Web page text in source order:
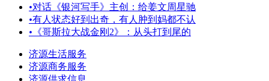
•对话《银河写手》主创：给姜文周星驰
•有人状态好到出奇，有人肿到妈都不认
• 《哥斯拉大战金刚2》：从头打到尾的
济源生活服务
济源商务服务
济源供求信息